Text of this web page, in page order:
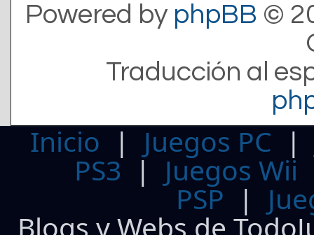
Powered by phpBB ©
Traducción al
Inicio | Juegos PC
PS3| Juegos Wii
PSP |
Blogs y Webs de